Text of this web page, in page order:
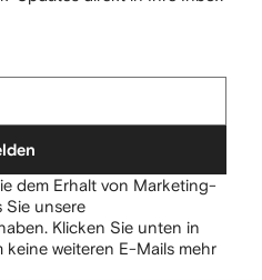
dem Erhalt von Marketing-
Sie unsere
Klicken Sie unten in
weiteren E-Mails mehr